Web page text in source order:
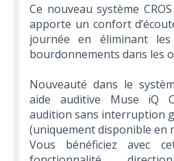
Ce nouveau système
apporte un confort
journée en éliminant
bourdonnements dans les
Nouveauté dans le
aide auditive Muse iQ
audition sans interruption
(uniquement disponible en
Vous bénéficiez avec